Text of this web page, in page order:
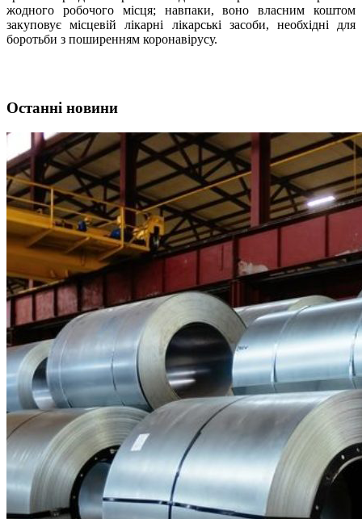
жодного робочого місця; навпаки, воно власним коштом
закуповує місцевій лікарні лікарські засоби, необхідні для
боротьби з поширенням коронавірусу.
Останні новини